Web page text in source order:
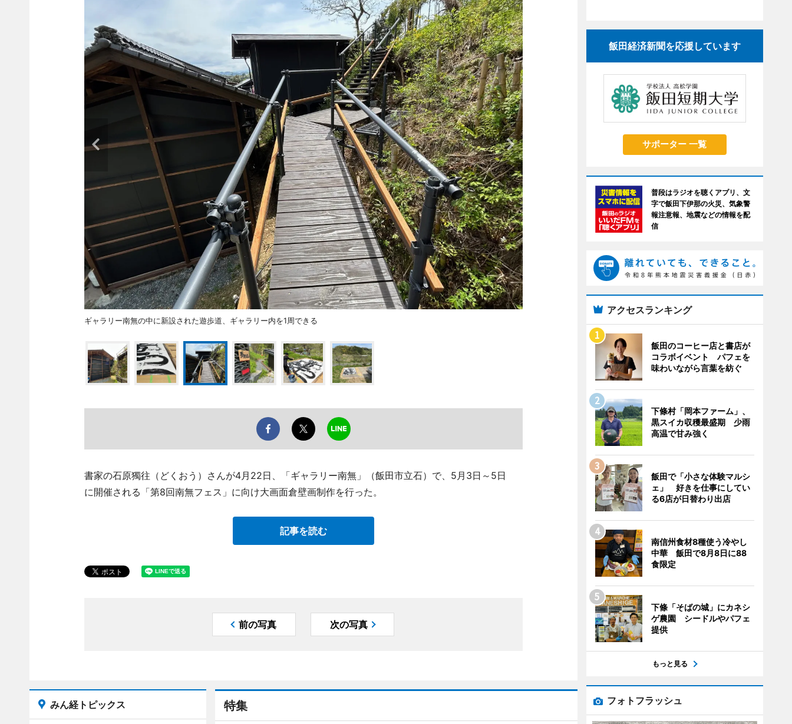
ギャラリー南無の中に新設された遊歩道、ギャラリー内を1周できる
書家の石原獨往（どくおう）さんが4月22日、「ギャラリー南無」（飯田市立石）で、5月3日～5日
に開催される「第8回南無フェス」に向け大画面倉壁画制作を行った。
記事を読む
前の写真 次の写真
特集
みん経トピックス
飯田経済新聞を応援しています
サポーター 一覧
普段はラジオを聴くアプリ、文
字で飯田下伊那の火災、気象警
報注意報、地震などの情報を配
信
アクセスランキング
飯田のコーヒー店と書店が
コラボイベント パフェを
味わいながら言葉を紡ぐ
下條村「岡本ファーム」、
黒スイカ収穫最盛期 少雨
高温で甘み強く
飯田で「小さな体験マルシ
ェ」 好きを仕事にしてい
る6店が日替わり出店
南信州食材8種使う冷やし
中華 飯田で8月8日に88
食限定
下條「そばの城」にカネシ
ゲ農園 シードルやパフェ
提供
もっと見る
フォトフラッシュ